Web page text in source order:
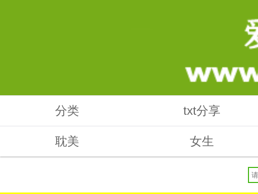
分类 txt分享
耽美 女生